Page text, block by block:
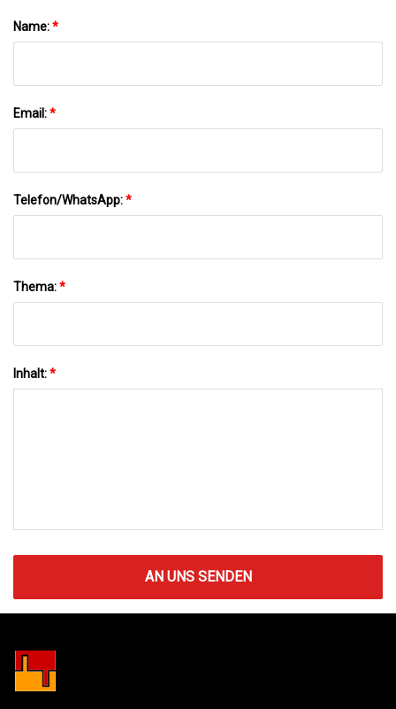
Name:*
Email:*
Telefon/WhatsApp:*
Thema:*
Inhalt:*
AN UNS SENDEN